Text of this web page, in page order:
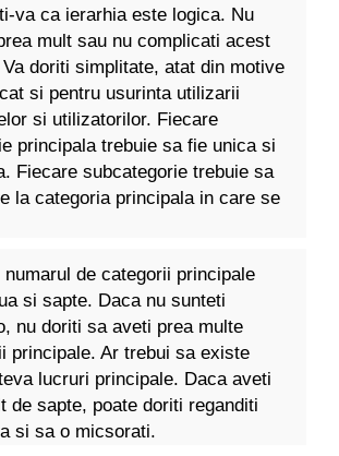
va ca ierarhia este logica. Nu
mult sau nu complicati acest
doriti simplitate, atat din motive
si pentru usurinta utilizarii
si utilizatorilor. Fiecare
principala trebuie sa fie unica si
Fiecare subcategorie trebuie sa
la categoria principala in care se
numarul de categorii principale
si sapte. Daca nu sunteti
nu doriti sa aveti prea multe
principale. Ar trebui sa existe
lucruri principale. Daca aveti
de sapte, poate doriti reganditi
si sa o micsorati.